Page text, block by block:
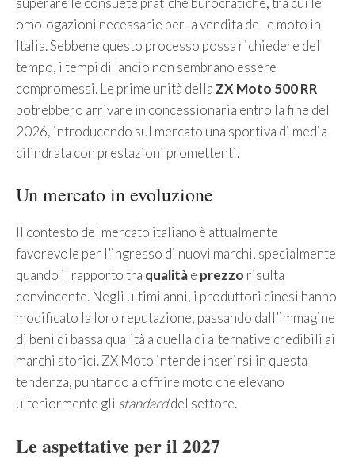
omologazioni necessarie per la vendita delle moto in
Italia. Sebbene questo processo possa richiedere del
tempo, i tempi di lancio non sembrano essere
compromessi. Le prime unità della ZX Moto 500 RR
potrebbero arrivare in concessionaria entro la fine del
2026, introducendo sul mercato una sportiva di media
cilindrata con prestazioni promettenti.
Un mercato in evoluzione
Il contesto del mercato italiano è attualmente
favorevole per l’ingresso di nuovi marchi, specialmente
quando il rapporto tra qualitàe prezzo risulta
convincente. Negli ultimi anni, i produttori cinesi hanno
modificato la loro reputazione, passando dall’immagine
di beni di bassa qualità a quella di alternative credibili ai
marchi storici. ZX Moto intende inserirsi in questa
tendenza, puntando a offrire moto che elevano
ulteriormente gli standarddel settore.
Le aspettative per il 2027